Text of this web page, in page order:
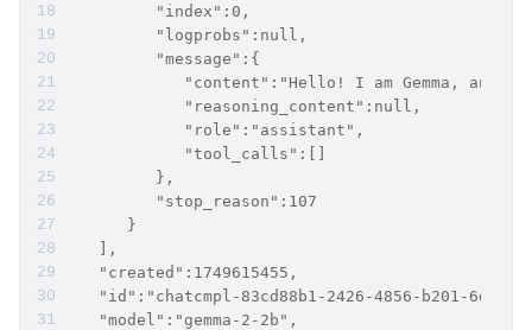
         "index":0,
         "logprobs":null,
         "message":{
"content":"Hello! I am Gemma, an AI
            "reasoning_content":null,
            "role":"assistant",
            "tool_calls":[]
         },
         "stop_reason":107
      }
   ],
   "created":1749615455,
"id":"chatcmpl-83cd88b1-2426-4856-b201-
   "model":"gemma-2-2b",